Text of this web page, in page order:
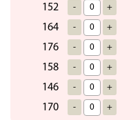
152 - +
164 - +
176 - +
158 - +
146 - +
170 - +